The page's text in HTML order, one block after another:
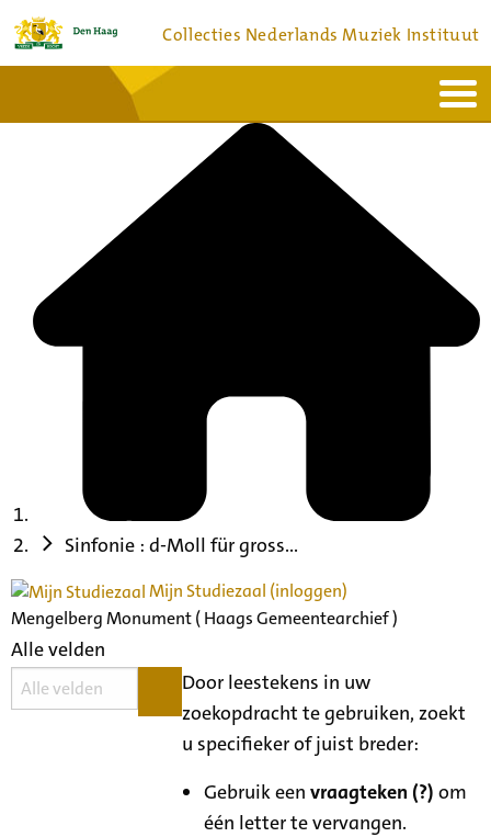
Collecties Nederlands Muziek Instituut
Bronnen en collecties
Sinfonie : d-Moll für gross...
Mijn Studiezaal (inloggen)
Mengelberg Monument ( Haags Gemeentearchief )
Alle velden
Door leestekens in uw
zoekopdracht te gebruiken, zoekt
u specifieker of juist breder:
Gebruik eenvraagteken (?) om
één letter te vervangen.